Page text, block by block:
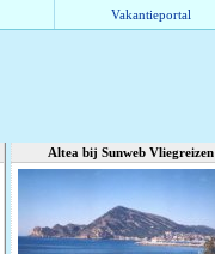
Vakantieportal
Altea bij Sunweb Vliegreizen